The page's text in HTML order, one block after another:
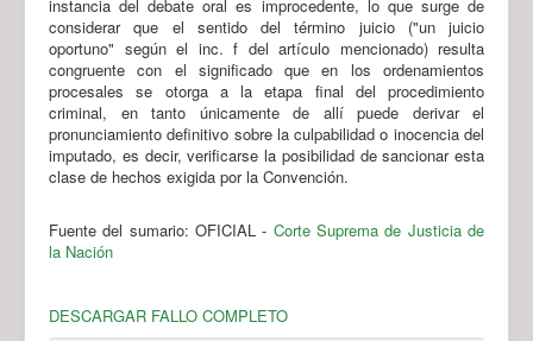
instancia del debate oral es improcedente, lo que surge de
considerar que el sentido del término juicio ("un juicio
oportuno" según el inc. f del artículo mencionado) resulta
congruente con el significado que en los ordenamientos
procesales se otorga a la etapa final del procedimiento
criminal, en tanto únicamente de allí puede derivar el
pronunciamiento definitivo sobre la culpabilidad o inocencia del
imputado, es decir, verificarse la posibilidad de sancionar esta
clase de hechos exigida por la Convención.
Fuente del sumario: OFICIAL - Corte Suprema de Justicia de
la Nación
DESCARGAR FALLO COMPLETO